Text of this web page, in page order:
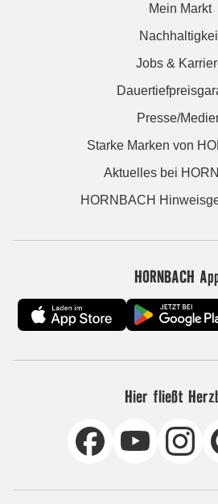
Mein Markt
Jobs &
Presse/
Starke Marken von
Aktuelles bei
HORNBACH
HORNBACH
Hier fließt